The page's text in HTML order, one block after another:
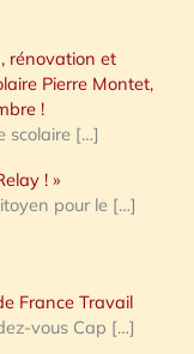
rénovation et
Pierre Montet,
!
scolaire […]
! »
pour le […]
France Travail
vous Cap […]